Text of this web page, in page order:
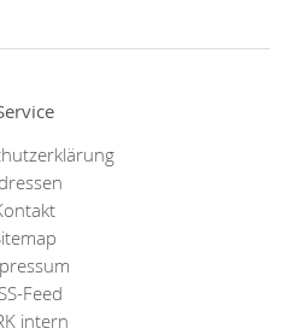
Feed
intern